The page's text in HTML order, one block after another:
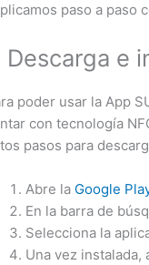
paso a paso
Descarga e
poder usar la App
con tecnología
pasos para
Abre la Google
En la barra de
Selecciona la
Una vez